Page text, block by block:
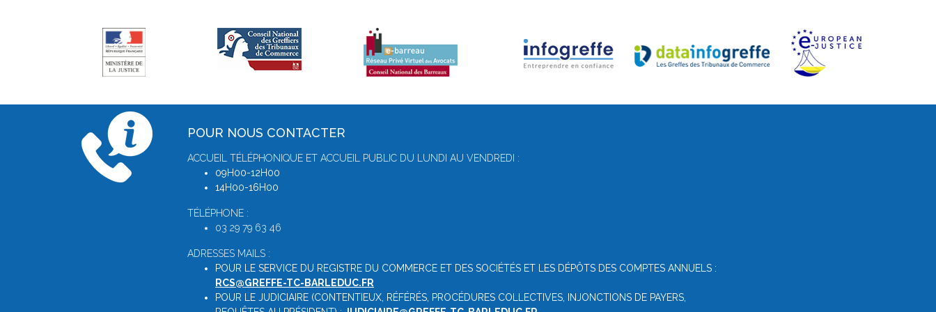
POUR NOUS CONTACTER
ACCUEIL TÉLÉPHONIQUE ET ACCUEIL PUBLIC DU LUNDI AU VENDREDI :
09H00-12H00
14H00-16H00
TÉLÉPHONE :
03 29 79 63 46
ADRESSES MAILS :
POUR LE SERVICE DU REGISTRE DU COMMERCE ET DES SOCIÉTÉS ET LES DÉPÔTS DES COMPTES ANNUELS :
RCS@GREFFE-TC-BARLEDUC.FR
POUR LE JUDICIAIRE (CONTENTIEUX, RÉFÉRÉS, PROCÉDURES COLLECTIVES, INJONCTIONS DE PAYERS,